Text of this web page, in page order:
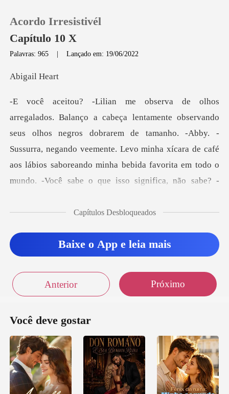
Loja
Histórico
Sair
Acordo Irresistivél
Capítulo 10 X
Palavras: 965 |Lançado em: 19/06/2022
ail
ros dobrarem de tamanho. -Abby. -
Sussurra, negando veemente. Levo minha xícara de café
aos lábios saboreando mi
Capítulos Desbloqueados
Baixe o App e leia mais
Anterior Próximo
Você deve gostar